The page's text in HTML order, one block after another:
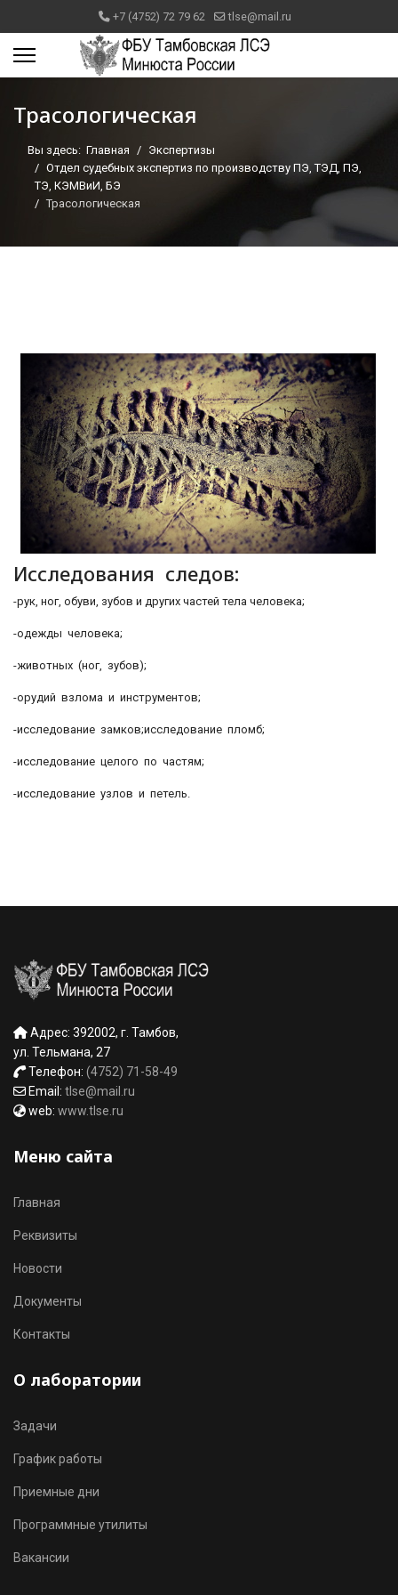
+7 (4752) 72 79 62 tlse@mail.ru
Трасологическая
Вы здесь: Главная
Экспертизы
Отдел судебных экспертиз по производству ПЭ, ТЭД, ПЭ,
ТЭ, КЭМВиИ, БЭ
Трасологическая
Исследования следов:
-рук, ног, обуви, зубов и других частей тела человека;
-одежды человека;
-животных (ног, зубов);
-орудий взлома и инструментов;
-исследование замков;исследование пломб;
-исследование целого по частям;
-исследование узлов и петель.
Адрес: 392002, г. Тамбов,
ул. Тельмана, 27
Телефон: (4752) 71-58-49
Email: tlse@mail.ru
web: www.tlse.ru
Меню сайта
Главная
Реквизиты
Новости
Документы
Контакты
О лаборатории
Задачи
График работы
Приемные дни
Программные утилиты
Вакансии